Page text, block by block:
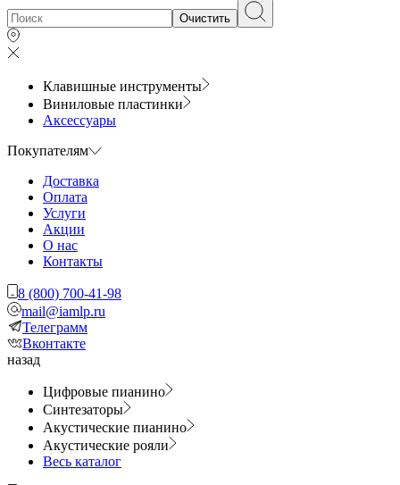
Очистить
Клавишные инструменты
Виниловые пластинки
Аксессуары
Покупателям
Доставка
Оплата
Услуги
Акции
О нас
Контакты
8 (800) 700-41-98
mail@iamlp.ru
Телеграмм
Вконтакте
назад
Цифровые пианино
Синтезаторы
Акустические пианино
Акустические рояли
Весь каталог